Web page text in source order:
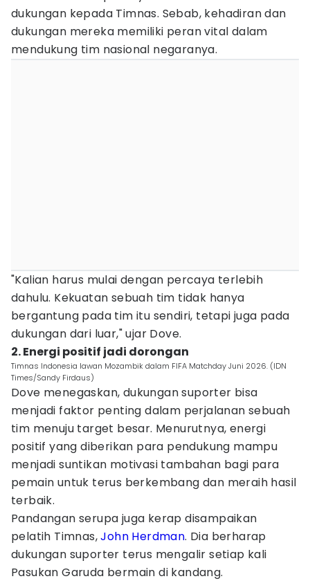
dukungan kepada Timnas. Sebab, kehadiran dan
dukungan mereka memiliki peran vital dalam
mendukung tim nasional negaranya.
"Kalian harus mulai dengan percaya terlebih
dahulu. Kekuatan sebuah tim tidak hanya
bergantung pada tim itu sendiri, tetapi juga pada
dukungan dari luar," ujar Dove.
2. Energi positif jadi dorongan
Timnas Indonesia lawan Mozambik dalam FIFA Matchday Juni 2026. (IDN
Times/Sandy Firdaus)
Dove menegaskan, dukungan suporter bisa
menjadi faktor penting dalam perjalanan sebuah
tim menuju target besar. Menurutnya, energi
positif yang diberikan para pendukung mampu
menjadi suntikan motivasi tambahan bagi para
pemain untuk terus berkembang dan meraih hasil
terbaik.
Pandangan serupa juga kerap disampaikan
pelatih Timnas,John Herdman. Dia berharap
dukungan suporter terus mengalir setiap kali
Pasukan Garuda bermain di kandang.